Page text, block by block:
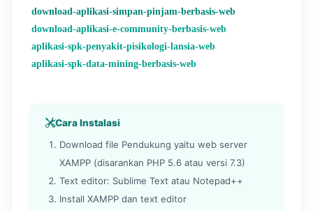
download-aplikasi-simpan-pinjam-berbasis-web
download-aplikasi-e-community-berbasis-web
aplikasi-spk-penyakit-pisikologi-lansia-web
aplikasi-spk-data-mining-berbasis-web
Cara Instalasi
Download file Pendukung yaitu web server
XAMPP (disarankan PHP 5.6 atau versi 7.3)
Text editor: Sublime Text atau Notepad++
Install XAMPP dan text editor